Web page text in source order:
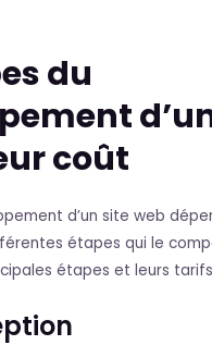
du
coût
d’un site web
étapes qui le
étapes et leurs